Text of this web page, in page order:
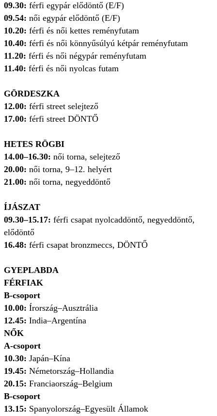
09.30: férfi egypár elődöntő (E/F)
09.54: női egypár elődöntő (E/F)
10.20: férfi és női kettes reményfutam
10.40: férfi és női könnyűsúlyú kétpár reményfutam
11.20: férfi és női négypár reményfutam
11.40: férfi és női nyolcas futam
GÖRDESZKA
12.00: férfi street selejtező
17.00: férfi street DÖNTŐ
HETES RÖGBI
14.00–16.30: női torna, selejtező
20.00: női torna, 9–12. helyért
21.00: női torna, negyeddöntő
ÍJÁSZAT
09.30–15.17: férfi csapat nyolcaddöntő, negyeddöntő,
elődöntő
16.48: férfi csapat bronzmeccs, DÖNTŐ
GYEPLABDA
FÉRFIAK
B-csoport
10.00: Írország–Ausztrália
12.45: India–Argentína
NŐK
A-csoport
10.30: Japán–Kína
19.45: Németország–Hollandia
20.15: Franciaország–Belgium
B-csoport
13.15: Spanyolország–Egyesült Államok